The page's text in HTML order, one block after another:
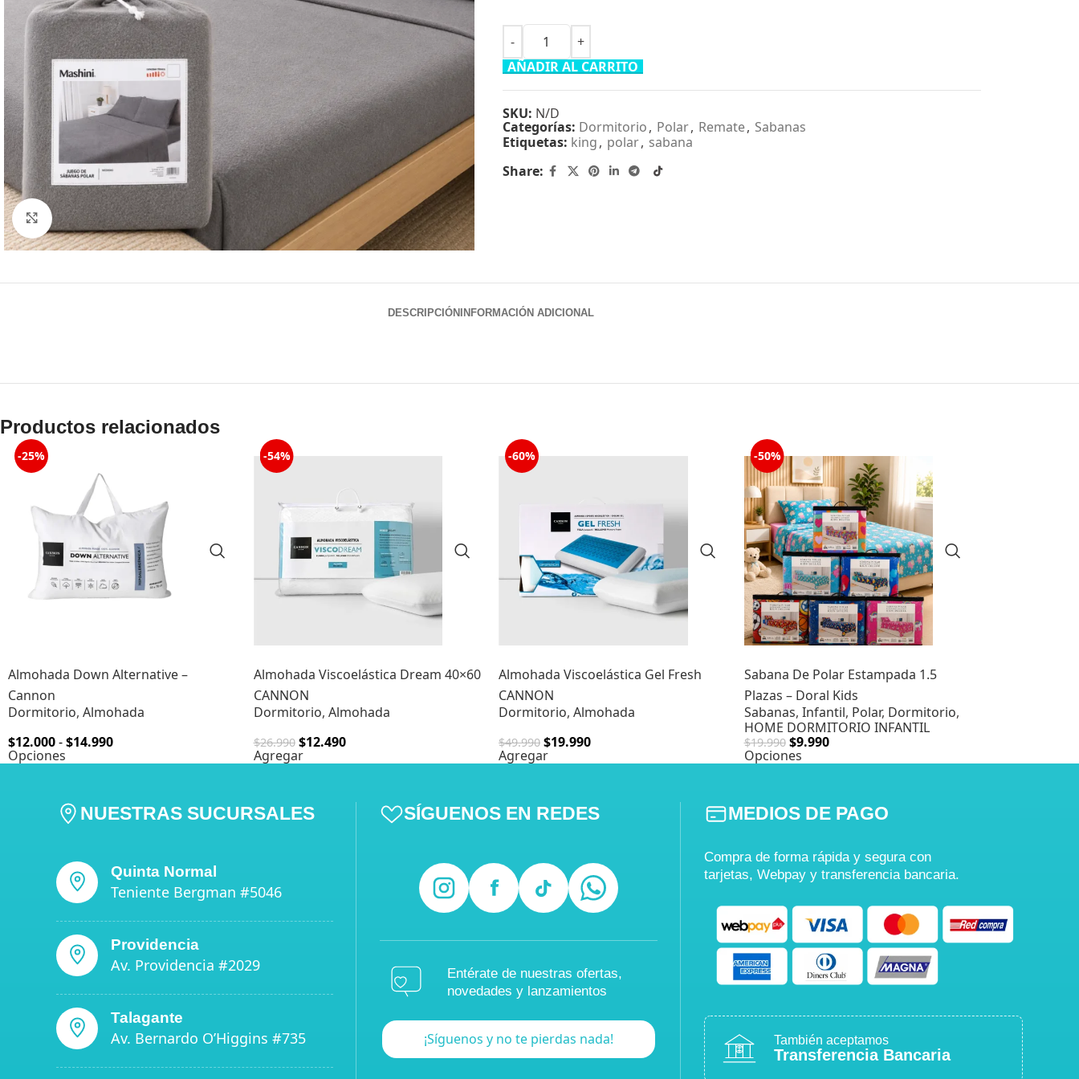
Click to enlarge
AÑADIR AL CARRITO
SKU: N/D
Categorías: Dormitorio, Polar, Remate, Sabanas
Etiquetas: king, polar, sabana
Share:
DESCRIPCIÓN INFORMACIÓN ADICIONAL
Productos relacionados
-25%
Almohada Down Alternative –
Cannon
Dormitorio, Almohada
$12.000-$14.990
Opciones
-54%
Almohada Viscoelástica Dream 40×60
CANNON
Dormitorio, Almohada
$26.990 $12.490
Agregar
-60%
Almohada Viscoelástica Gel Fresh
CANNON
Dormitorio, Almohada
$49.990 $19.990
Agregar
-50%
Sabana De Polar Estampada 1.5
Plazas – Doral Kids
Sabanas, Infantil, Polar, Dormitorio,
HOME DORMITORIO INFANTIL
$19.990 $9.990
Opciones
NUESTRAS SUCURSALES
Quinta Normal
Teniente Bergman #5046
Providencia
Av. Providencia #2029
Talagante
Av. Bernardo O’Higgins #735
SÍGUENOS EN REDES
Entérate de nuestras ofertas,
novedades y lanzamientos
¡Síguenos y no te pierdas nada!
MEDIOS DE PAGO
Compra de forma rápida y segura con
tarjetas, Webpay y transferencia bancaria.
También aceptamos
Transferencia Bancaria